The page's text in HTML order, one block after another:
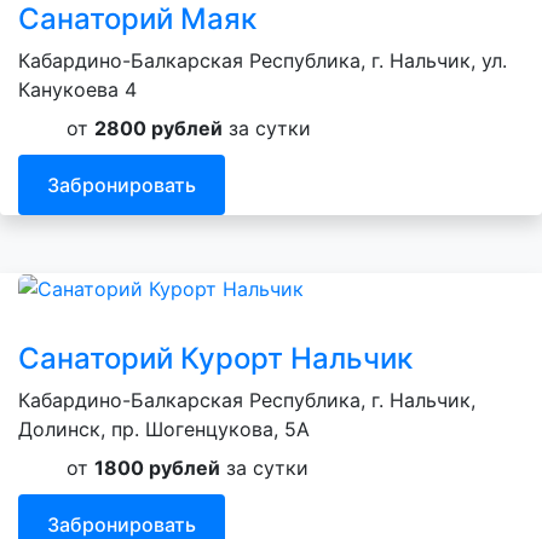
Санаторий Маяк
Кабардино-Балкарская Республика, г. Нальчик, ул.
Канукоева 4
от 2800 рублей за сутки
Забронировать
Санаторий Курорт Нальчик
Кабардино-Балкарская Республика, г. Нальчик,
Долинск, пр. Шогенцукова, 5А
от 1800 рублей за сутки
Забронировать